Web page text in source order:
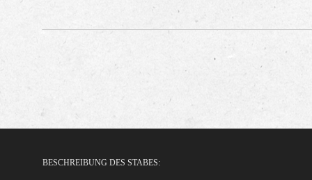
BESCHREIBUNG DES STABES: